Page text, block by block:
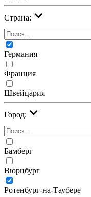
Страна:
Германия
Франция
Швейцария
Город:
Бамберг
Вюрцбург
Ротенбург-на-Таубере